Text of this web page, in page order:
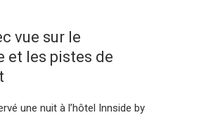
vue sur le
et les pistes de
une nuit à l’hôtel Innside by